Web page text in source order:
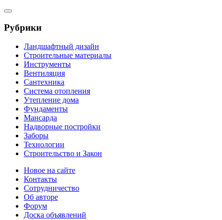
Рубрики
Ландшафтный дизайн
Строительные материалы
Инструменты
Вентиляция
Сантехника
Система отопления
Утепление дома
Фундаменты
Мансарда
Надворные постройки
Заборы
Технологии
Строительство и Закон
Новое на сайте
Контакты
Сотрудничество
Об авторе
Форум
Доска объявлений